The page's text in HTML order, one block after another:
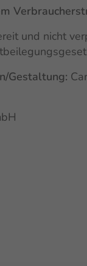
und nicht
Gestaltung: